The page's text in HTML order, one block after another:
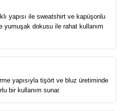
yapısı ile sweatshirt ve kapüşonlu
yumuşak dokusu ile rahat kullanım
yapısıyla tişört ve bluz üretiminde
bir kullanım sunar.